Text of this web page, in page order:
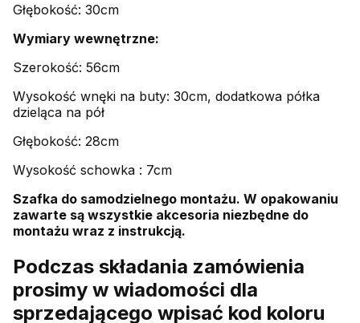
Głębokość: 30cm
Wymiary wewnętrzne:
Szerokość: 56cm
Wysokość wnęki na buty: 30cm, dodatkowa półka
dzieląca na pół
Głębokość: 28cm
Wysokość schowka : 7cm
Szafka do samodzielnego montażu. W opakowaniu
zawarte są wszystkie akcesoria niezbędne do
montażu wraz z instrukcją.
Podczas składania zamówienia
prosimy w wiadomości dla
sprzedającego wpisać kod koloru